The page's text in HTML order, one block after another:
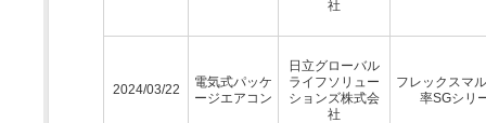
社
2024/03/22
電気式パッケ
ージエアコン
日立グローバル
ライフソリュー
ションズ株式会
社
フレックスマ
率SGシリ